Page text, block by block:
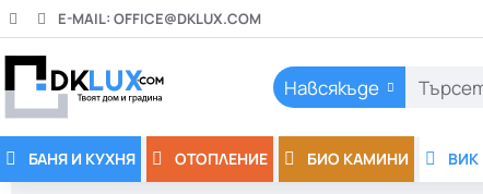
E-MAIL: OFFICE@DKLUX.COM
Навсякъде
Търсете
БАНЯ И КУХНЯ ОТОПЛЕНИЕ БИО КАМИНИ ВИК